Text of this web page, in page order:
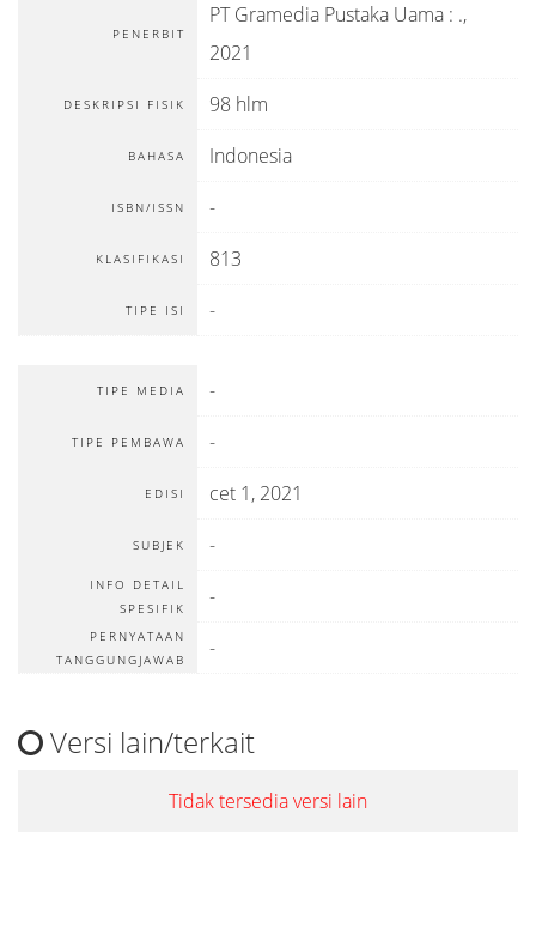
PENERBIT
PT Gramedia Pustaka Uama : .,
2021
DESKRIPSI FISIK 98 hlm
BAHASA Indonesia
ISBN/ISSN -
KLASIFIKASI 813
TIPE ISI -
TIPE MEDIA -
TIPE PEMBAWA -
EDISI cet 1, 2021
SUBJEK -
INFO DETAIL
SPESIFIK
-
PERNYATAAN
TANGGUNGJAWAB
-
Versi lain/terkait
Tidak tersedia versi lain